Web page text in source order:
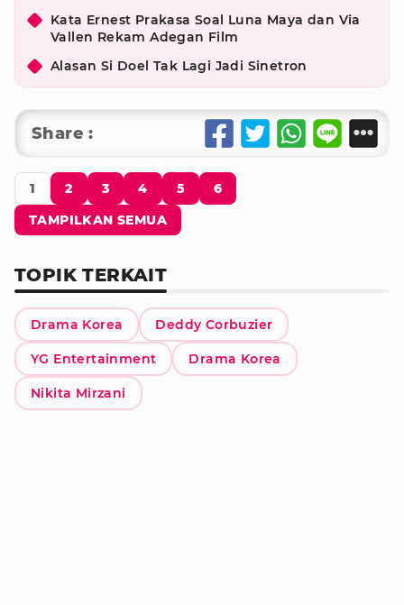
Kata Ernest Prakasa Soal Luna Maya dan Via
Vallen Rekam Adegan Film
Alasan Si Doel Tak Lagi Jadi Sinetron
Share :
1 2 3 4 5
6
TAMPILKAN SEMUA
TOPIK TERKAIT
Drama Korea Deddy Corbuzier
YG Entertainment Drama Korea
Nikita Mirzani